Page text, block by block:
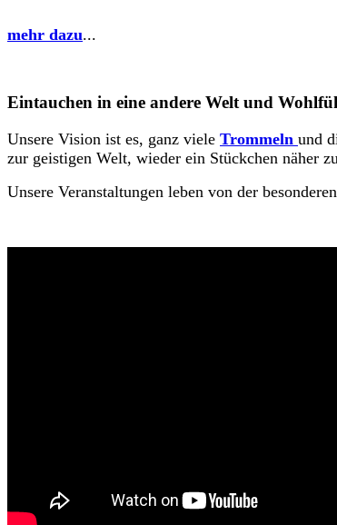
mehr dazu...
Eintauchen in eine andere Welt und
Unsere Vision ist es, ganz viele Trommeln und
zur geistigen Welt, wieder ein Stückchen näher
Unsere Veranstaltungen leben von der